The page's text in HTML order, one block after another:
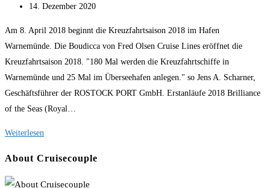
veröffentlicht:
Beitrag
geändert
14. Dezember 2020
Am 8. April 2018 beginnt die Kreuzfahrtsaison 2018 im Hafen
Warnemünde. Die Boudicca von Fred Olsen Cruise Lines eröffnet die
Kreuzfahrtsaison 2018. "180 Mal werden die Kreuzfahrtschiffe in
Warnemünde und 25 Mal im Überseehafen anlegen." so Jens A. Scharner,
Geschäftsführer der ROSTOCK PORT GmbH. Erstanläufe 2018 Brilliance
of the Seas (Royal…
Weiterlesen
in
About Cruisecouple